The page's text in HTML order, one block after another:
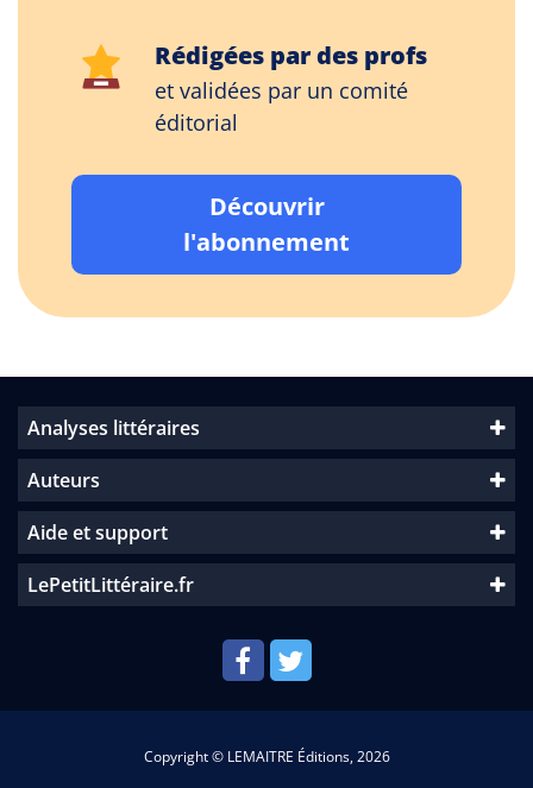
Rédigées par des profs
et validées par un comité
éditorial
Découvrir
l'abonnement
Analyses littéraires
Auteurs
Aide et support
LePetitLittéraire.fr
Copyright © LEMAITRE Éditions, 2026